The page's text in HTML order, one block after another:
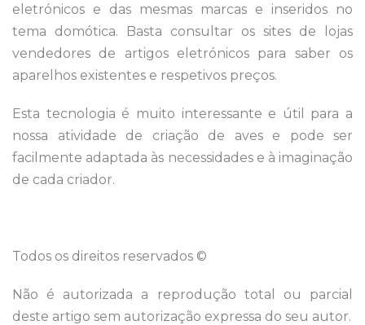
eletrónicos e das mesmas marcas e inseridos no
tema domótica. Basta consultar os sites de lojas
vendedores de artigos eletrónicos para saber os
aparelhos existentes e respetivos preços.
Esta tecnologia é muito interessante e útil para a
nossa atividade de criação de aves e pode ser
facilmente adaptada às necessidades e à imaginação
de cada criador.
Todos os direitos reservados ©
Não é autorizada a reprodução total ou parcial
deste artigo sem autorização expressa do seu autor.